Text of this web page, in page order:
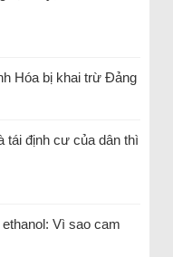
Hóa bị khai trừ Đảng
tái định cư của dân thì
Vì sao cam